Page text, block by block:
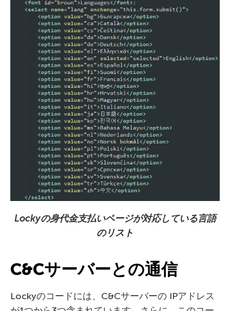
Lockyの身代金支払いページが対応している言語
のリスト
C&Cサーバーとの通信
Lockyのコードには、C&Cサーバーの IPアドレス